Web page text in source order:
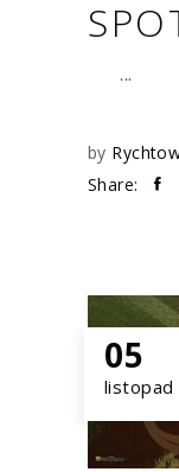
by
Share:
05
listopad